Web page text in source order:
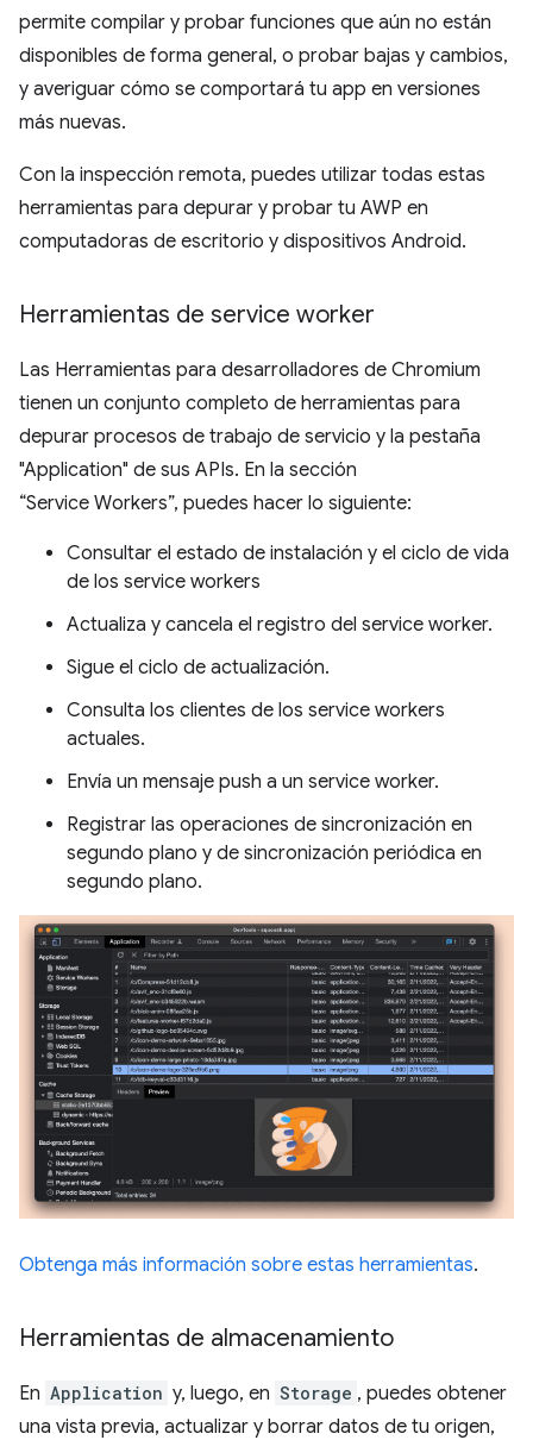
permite compilar y probar funciones que aún no están
disponibles de forma general, o probar bajas y cambios,
y averiguar cómo se comportará tu app en versiones
más nuevas.
Con la inspección remota, puedes utilizar todas estas
herramientas para depurar y probar tu AWP en
computadoras de escritorio y dispositivos Android.
Herramientas de service worker
Las Herramientas para desarrolladores de Chromium
tienen un conjunto completo de herramientas para
depurar procesos de trabajo de servicio y la pestaña
"Application" de sus APIs. En la sección
“Service Workers”, puedes hacer lo siguiente:
Consultar el estado de instalación y el ciclo de vida
de los service workers
Actualiza y cancela el registro del service worker.
Sigue el ciclo de actualización.
Consulta los clientes de los service workers
actuales.
Envía un mensaje push a un service worker.
Registrar las operaciones de sincronización en
segundo plano y de sincronización periódica en
segundo plano.
Obtenga más información sobre estas herramientas.
Herramientas de almacenamiento
En Application y, luego, en Storage , puedes obtener
una vista previa, actualizar y borrar datos de tu origen,